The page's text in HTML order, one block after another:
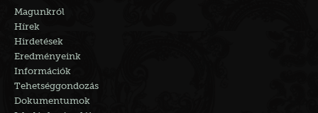
Magunkról
Hírek
Hirdetések
Eredményeink
Információk
Tehetséggondozás
Dokumentumok